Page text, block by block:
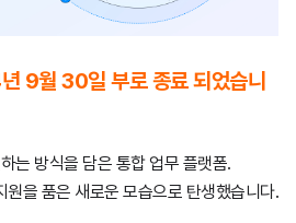
9월 30일 부로 종료 되었습니
는 방식을 담은 통합 업무 플랫폼.
원을 품은 새로운 모습으로 탄생했습니다.